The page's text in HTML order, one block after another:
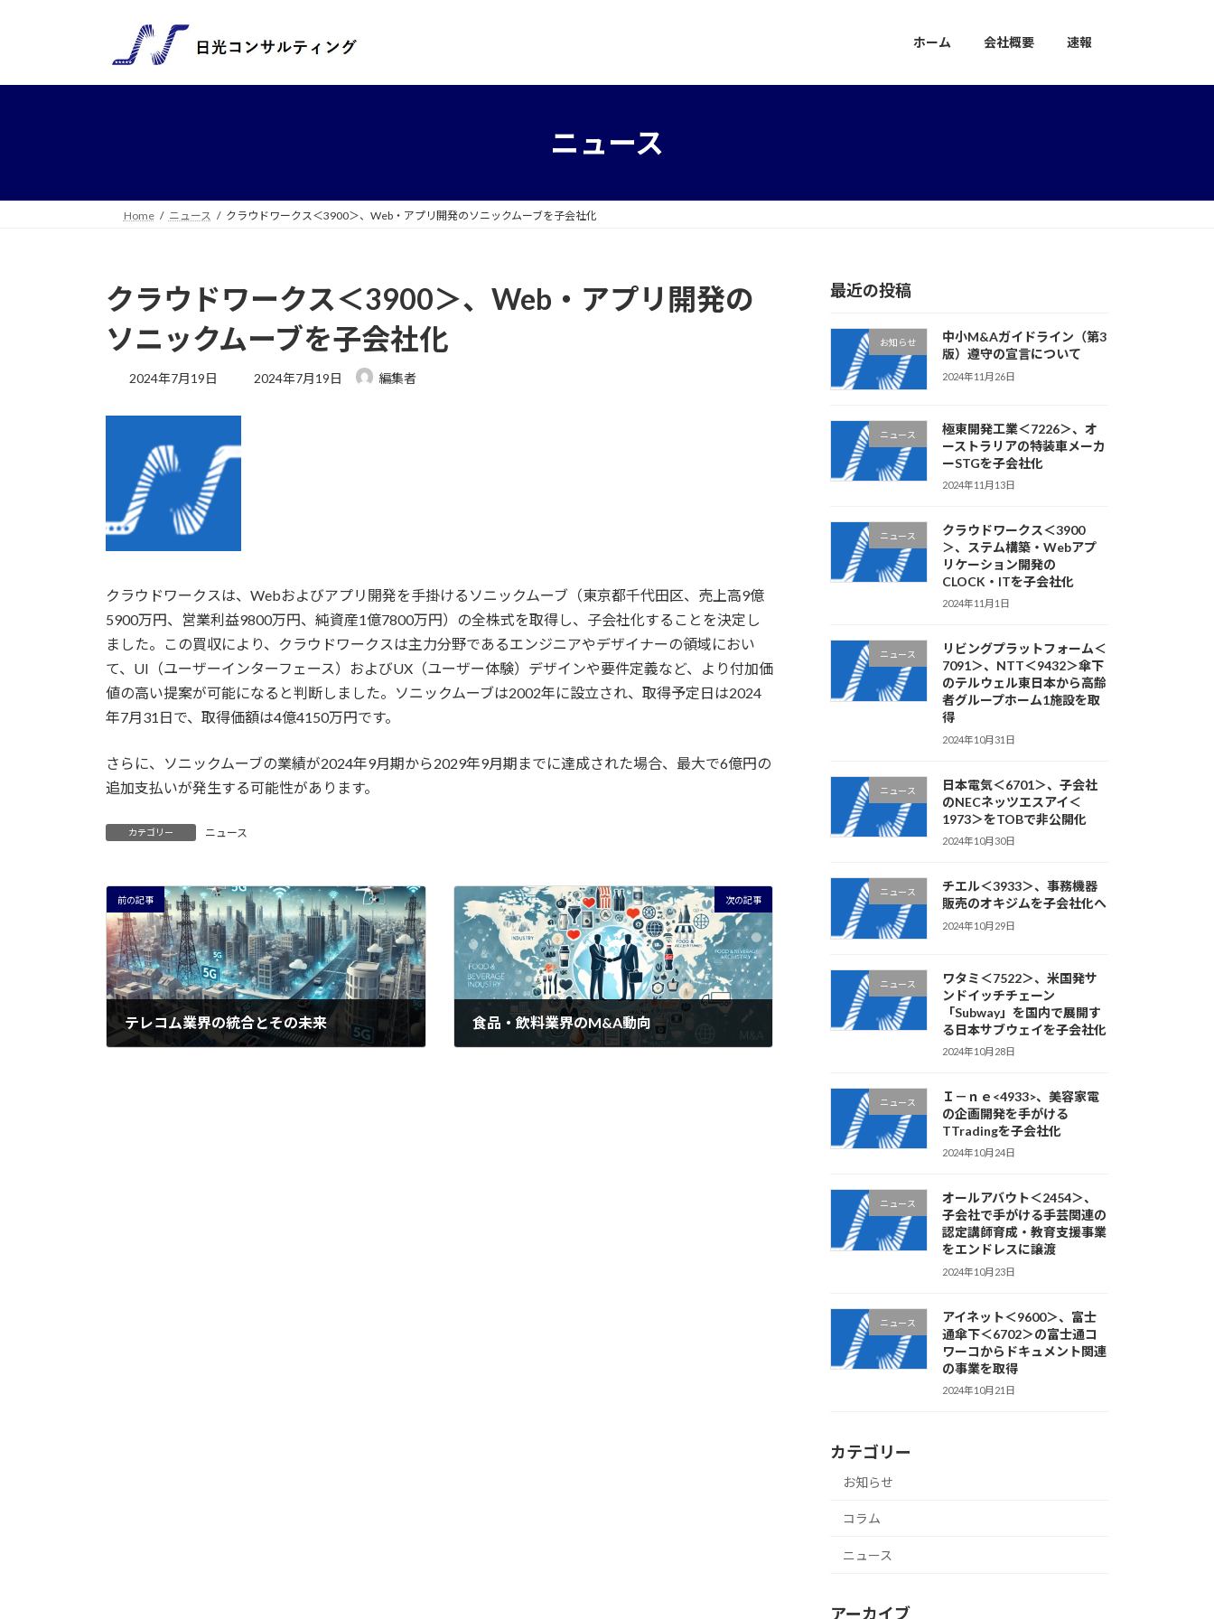
プ
動
ホーム 会社概要 速報
ニュース
Home ニュース クラウドワークス＜3900＞、Web・アプリ開発のソニックムーブを子会社化
クラウドワークス＜3900＞、Web・アプリ開発の
ソニックムーブを子会社化
2024年7月19日
最
2024年7月19日 編集者
クラウドワークスは、Webおよびアプリ開発を手掛けるソニックムーブ（東京都千代田区、売上高9億
5900万円、営業利益9800万円、純資産1億7800万円）の全株式を取得し、子会社化することを決定し
ました。この買収により、クラウドワークスは主力分野であるエンジニアやデザイナーの領域におい
て、UI（ユーザーインターフェース）およびUX（ユーザー体験）デザインや要件定義など、より付加価
値の高い提案が可能になると判断しました。ソニックムーブは2002年に設立され、取得予定日は2024
年7月31日で、取得価額は4億4150万円です。
さらに、ソニックムーブの業績が2024年9月期から2029年9月期までに達成された場合、最大で6億円の
追加支払いが発生する可能性があります。
カテゴリー ニュース
前の記事
テレコム業界の統合とその未来
次の記事
食品・飲料業界のM&A動向
最近の投稿
お知らせ
中小M&Aガイドライン（第3
版）遵守の宣言について
2024年11月26日
ニュース
極東開発工業＜7226＞、オ
ーストラリアの特装車メーカ
ーSTGを子会社化
2024年11月13日
ニュース
クラウドワークス＜3900
＞、ステム構築・Webアプ
リケーション開発の
CLOCK・ITを子会社化
2024年11月1日
ニュース
リビングプラットフォーム＜
7091＞、NTT＜9432＞傘下
のテルウェル東日本から高齢
者グループホーム1施設を取
得
2024年10月31日
ニュース
日本電気＜6701＞、子会社
のNECネッツエスアイ＜
1973＞をTOBで非公開化
2024年10月30日
ニュース
チエル＜3933＞、事務機器
販売のオキジムを子会社化へ
2024年10月29日
ニュース
ワタミ＜7522＞、米国発サ
ンドイッチチェーン
「Subway」を国内で展開す
る日本サブウェイを子会社化
2024年10月28日
ニュース
Ｉ－ｎｅ<4933>、美容家電
の企画開発を手がける
TTradingを子会社化
2024年10月24日
ニュース
オールアバウト＜2454＞、
子会社で手がける手芸関連の
認定講師育成・教育支援事業
をエンドレスに譲渡
2024年10月23日
ニュース
アイネット＜9600＞、富士
通傘下＜6702＞の富士通コ
ワーコからドキュメント関連
の事業を取得
2024年10月21日
カテゴリー
お知らせ
コラム
ニュース
アーカイブ